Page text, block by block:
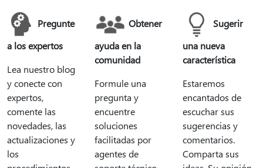
Pregunte
a los expertos
Lea nuestro blog
y conecte con
expertos,
comente las
novedades, las
actualizaciones y
los
Obtener
ayuda en la
comunidad
Formule una
pregunta y
encuentre
soluciones
facilitadas por
agentes de
Sugerir
una nueva
característica
Estaremos
encantados de
escuchar sus
sugerencias y
comentarios.
Comparta sus